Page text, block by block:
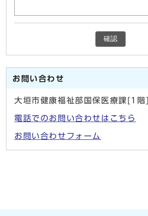
確認
お問い合わせ
大垣市健康福祉部国保医療課[1階]
電話でのお問い合わせはこちら
お問い合わせフォーム